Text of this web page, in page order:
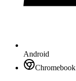
Android
Chromebook